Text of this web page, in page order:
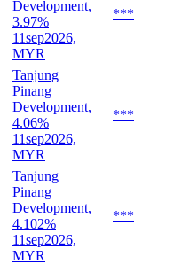
Development,
3.97%
11sep2026,
MYR
***
Tanjung
Pinang
Development,
4.06%
11sep2026,
MYR
***
Tanjung
Pinang
Development,
4.102%
11sep2026,
MYR
***